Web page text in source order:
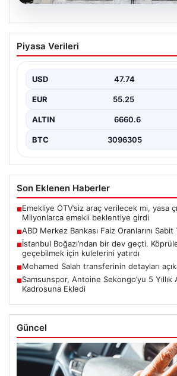
07.08.2026
ABD Merkez Bankası Faiz
Sabit Tuttu
uyumlu olarak politika faiz oranını
yüzde…
Piyasa Verileri
USD 47.74
EUR 55.25
ALTIN 6660.6
BTC 3096305
Son Eklenen Haberler
■Emekliye ÖTV’siz araç verilecek mi, yasa
Milyonlarca emekli beklentiye girdi
■ABD Merkez Bankası Faiz Oranlarını Sabit
■İstanbul Boğazı’ndan bir dev geçti.
geçebilmek için kulelerini yatırdı
■Mohamed Salah transferinin detayları
■Samsunspor, Antoine Sekongo’yu 5 Yıllık
Kadrosuna Ekledi
Güncel